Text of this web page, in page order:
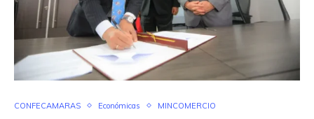
CONFECAMARAS Económicas MINCOMERCIO